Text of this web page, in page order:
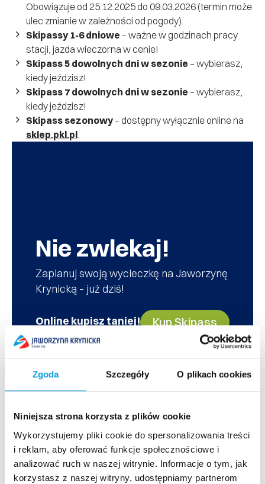
Zgoda Szczegóły O plikach cookies
Niniejsza strona korzysta z plików cookie
Wykorzystujemy pliki cookie do spersonalizowania treści
i reklam, aby oferować funkcje społecznościowe i
analizować ruch w naszej witrynie. Informacje o tym, jak
korzystasz z naszej witryny, udostępniamy partnerom
Obowiązuje od 25.12.2025 do 09.03.2026 (termin może
ulec zmianie w zależności od pogody).
Skipassy 1-6 dniowe – ważne w godzinach pracy
stacji, jazda wieczorna w cenie!
Skipass 5 dowolnych dni w sezonie – wybierasz,
kiedy jeździsz!
Skipass 7 dowolnych dni w sezonie – wybierasz,
kiedy jeździsz!
Skipass sezonowy – dostępny wyłącznie online na
sklep.pkl.pl.
Nie zwlekaj!
Zaplanuj swoją wycieczkę na Jaworzynę
Krynicką – już dziś!
Online kupisz taniej! Kup Skipass
Skipassy i Zniżki Grupowe na Jaworzynie
Krynickiej
Planujesz wyjazd grupowy? Mamy dla Ciebie
specjalną ofertę!